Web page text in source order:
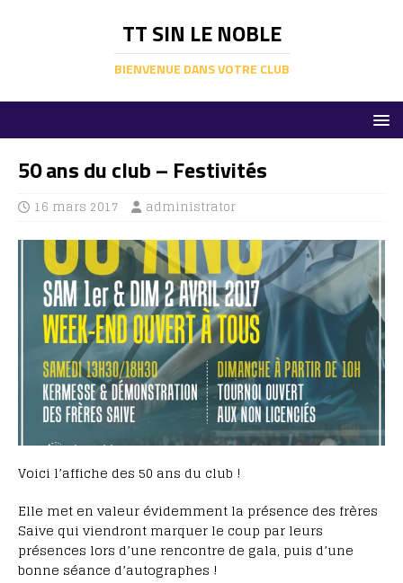
TT SIN LE NOBLE
BIENVENUE DANS VOTRE CLUB
50 ans du club – Festivités
16 mars 2017 administrator
Voici l’affiche des 50 ans du club !
Elle met en valeur évidemment la présence des frères
Saive qui viendront marquer le coup par leurs
présences lors d’une rencontre de gala, puis d’une
bonne séance d’autographes !